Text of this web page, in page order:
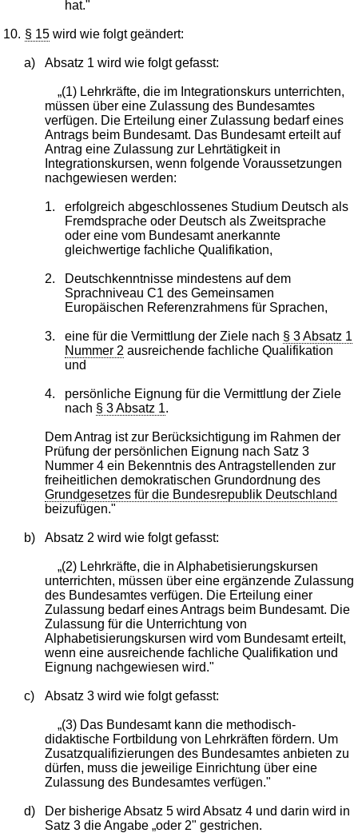
hat."
10. § 15 wird wie folgt geändert:
a) Absatz 1 wird wie folgt gefasst:
„(1) Lehrkräfte, die im Integrationskurs unterrichten,
müssen über eine Zulassung des Bundesamtes
verfügen. Die Erteilung einer Zulassung bedarf eines
Antrags beim Bundesamt. Das Bundesamt erteilt auf
Antrag eine Zulassung zur Lehrtätigkeit in
Integrationskursen, wenn folgende Voraussetzungen
nachgewiesen werden:
1.
erfolgreich abgeschlossenes Studium Deutsch als
Fremdsprache oder Deutsch als Zweitsprache
oder eine vom Bundesamt anerkannte
gleichwertige fachliche Qualifikation,
2.
Deutschkenntnisse mindestens auf dem
Sprachniveau C1 des Gemeinsamen
Europäischen Referenzrahmens für Sprachen,
3. eine für die Vermittlung der Ziele nach § 3 Absatz 1
Nummer 2 ausreichende fachliche Qualifikation
und
4.
persönliche Eignung für die Vermittlung der Ziele
nach § 3 Absatz 1.
Dem Antrag ist zur Berücksichtigung im Rahmen der
Prüfung der persönlichen Eignung nach Satz 3
Nummer 4 ein Bekenntnis des Antragstellenden zur
freiheitlichen demokratischen Grundordnung des
Grundgesetzes für die Bundesrepublik Deutschland
beizufügen."
b) Absatz 2 wird wie folgt gefasst:
„(2) Lehrkräfte, die in Alphabetisierungskursen
unterrichten, müssen über eine ergänzende Zulassung
des Bundesamtes verfügen. Die Erteilung einer
Zulassung bedarf eines Antrags beim Bundesamt. Die
Zulassung für die Unterrichtung von
Alphabetisierungskursen wird vom Bundesamt erteilt,
wenn eine ausreichende fachliche Qualifikation und
Eignung nachgewiesen wird."
c) Absatz 3 wird wie folgt gefasst:
„(3) Das Bundesamt kann die methodisch-
didaktische Fortbildung von Lehrkräften fördern. Um
Zusatzqualifizierungen des Bundesamtes anbieten zu
dürfen, muss die jeweilige Einrichtung über eine
Zulassung des Bundesamtes verfügen."
d)
Der bisherige Absatz 5 wird Absatz 4 und darin wird in
Satz 3 die Angabe „oder 2" gestrichen.